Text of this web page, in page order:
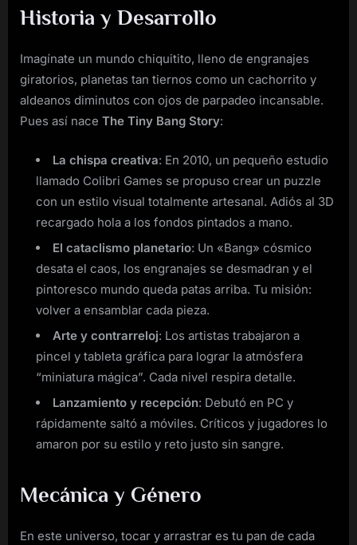
Historia y Desarrollo
Imagínate un mundo chiquitito, lleno de engranajes
giratorios, planetas tan tiernos como un cachorrito y
aldeanos diminutos con ojos de parpadeo incansable.
Pues así nace The Tiny Bang Story:
La chispa creativa: En 2010, un pequeño estudio
llamado Colibri Games se propuso crear un puzzle
con un estilo visual totalmente artesanal. Adiós al 3D
recargado hola a los fondos pintados a mano.
El cataclismo planetario: Un «Bang» cósmico
desata el caos, los engranajes se desmadran y el
pintoresco mundo queda patas arriba. Tu misión:
volver a ensamblar cada pieza.
Arte y contrarreloj: Los artistas trabajaron a
pincel y tableta gráfica para lograr la atmósfera
“miniatura mágica”. Cada nivel respira detalle.
Lanzamiento y recepción: Debutó en PC y
rápidamente saltó a móviles. Críticos y jugadores lo
amaron por su estilo y reto justo sin sangre.
Mecánica y Género
En este universo, tocar y arrastrar es tu pan de cada